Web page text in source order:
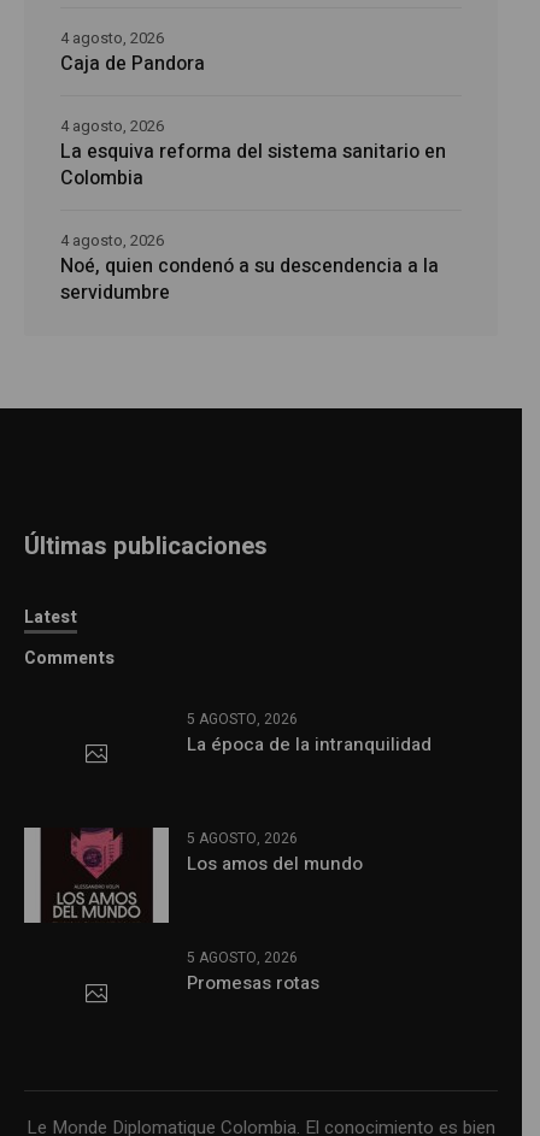
Caja de Pandora
4 agosto, 2026
La esquiva reforma del sistema sanitario en
Colombia
4 agosto, 2026
Noé, quien condenó a su descendencia a la
servidumbre
4 agosto, 2026
Últimas publicaciones
Latest
Comments
5 AGOSTO, 2026
La época de la intranquilidad
5 AGOSTO, 2026
Los amos del mundo
5 AGOSTO, 2026
Promesas rotas
Le Monde Diplomatique Colombia. El conocimiento es bien